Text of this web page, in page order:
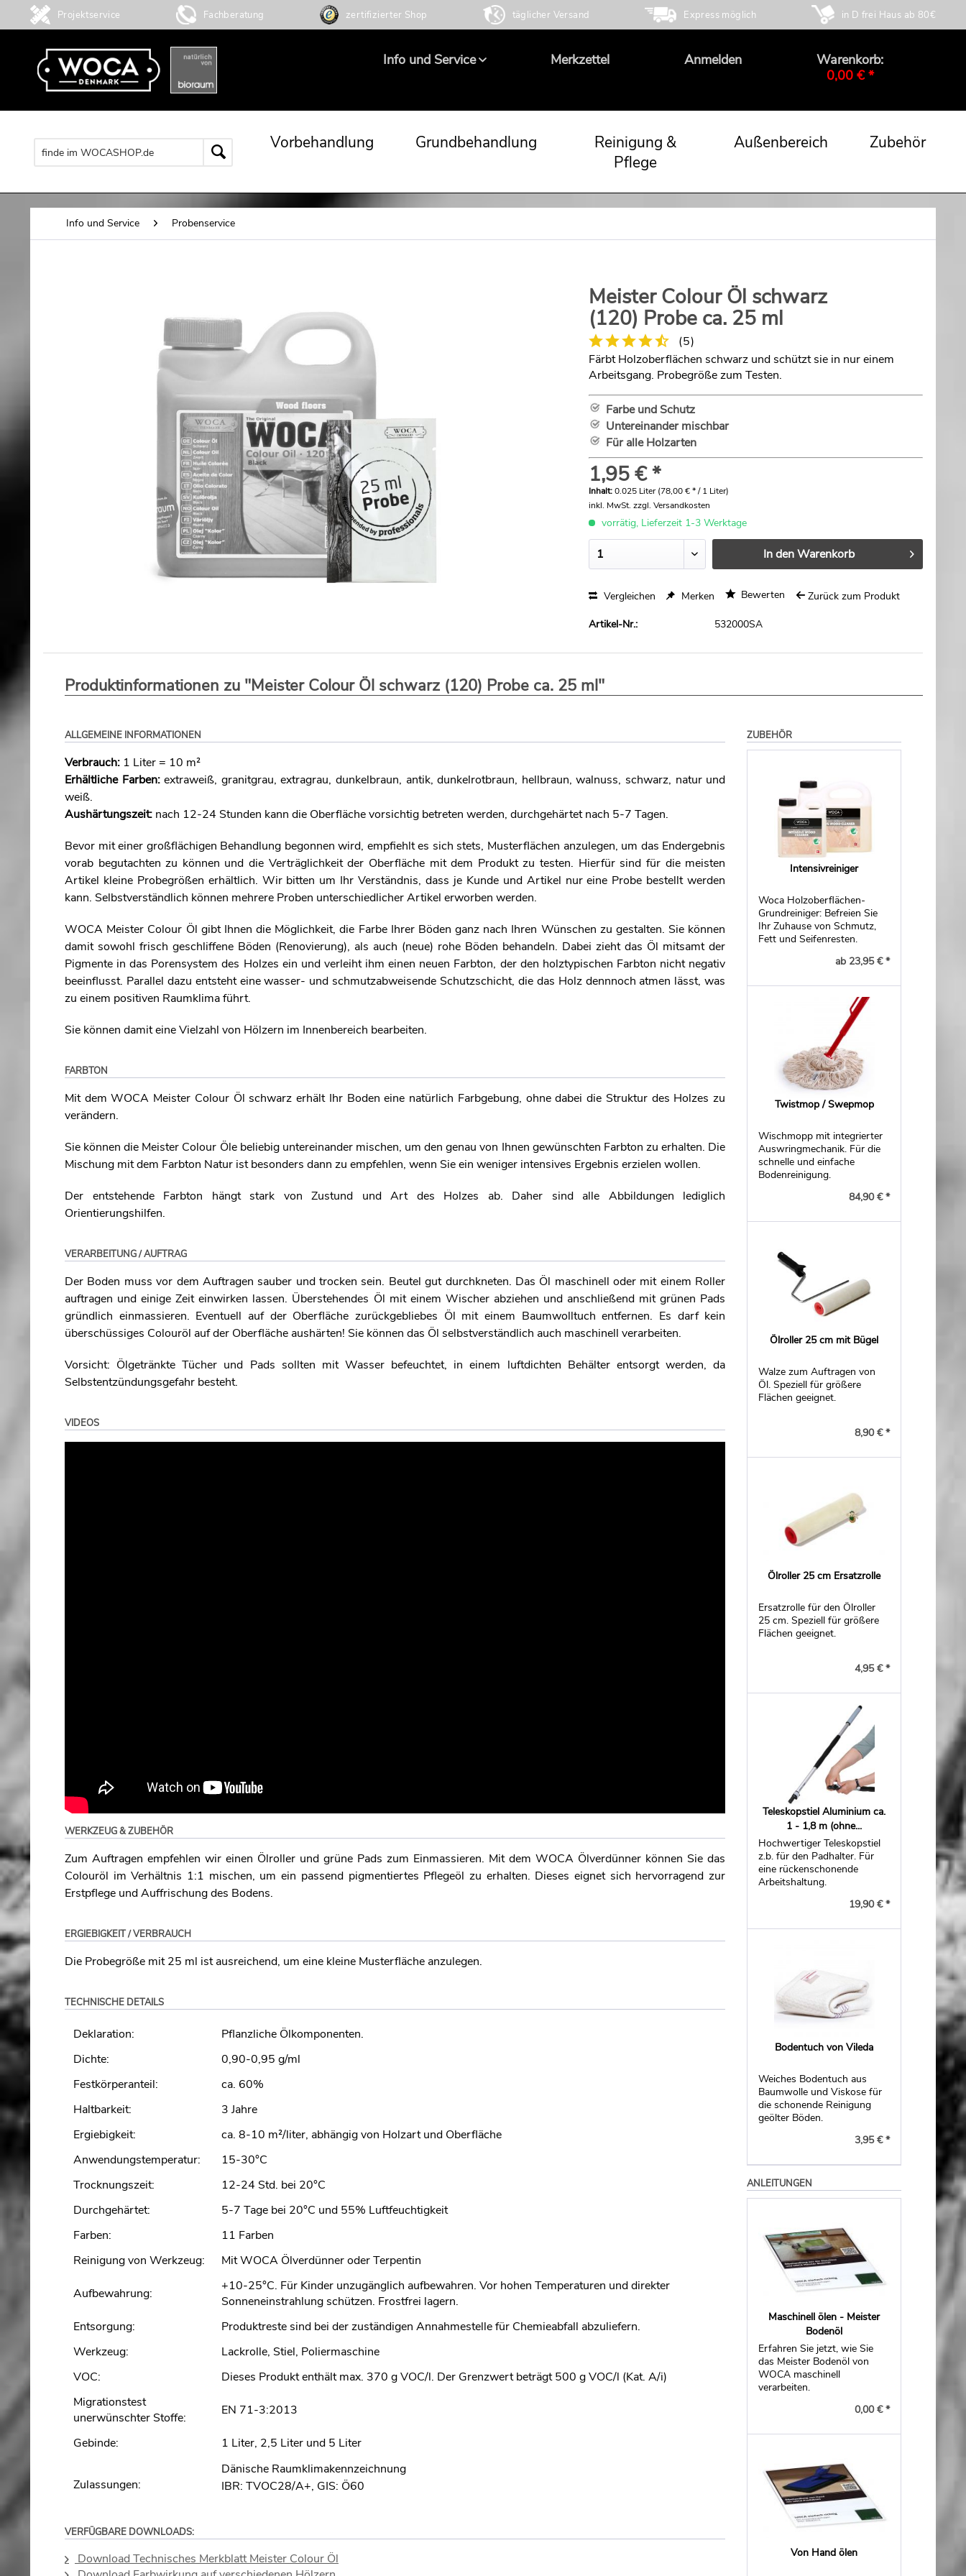
Projektservice Fachberatung zertifizierter Shop täglicher Versand Express möglich in D frei Haus ab 80€
Info und Service Merkzettel Anmelden
Warenkorb:
0,00 € *
Vorbehandlung Grundbehandlung
Reinigung &
Pflege
Außenbereich Zubehör
Info und Service Probenservice
Meister Colour Öl schwarz
(120) Probe ca. 25 ml
(5)
Färbt Holzoberflächen schwarz und schützt sie in nur einem
Arbeitsgang. Probegröße zum Testen.
Farbe und Schutz
Untereinander mischbar
Für alle Holzarten
1,95 € *
Inhalt:0.025 Liter (78,00 € * / 1 Liter)
inkl. MwSt. zzgl. Versandkosten
vorrätig, Lieferzeit 1-3 Werktage
In denWarenkorb
Vergleichen Merken Bewerten Zurück zum Produkt
Artikel-Nr.: 532000SA
Produktinformationen zu "Meister Colour Öl schwarz (120) Probe ca. 25 ml"
ALLGEMEINE INFORMATIONEN
Verbrauch: 1 Liter = 10 m²
Erhältliche Farben:extraweiß, granitgrau, extragrau, dunkelbraun, antik, dunkelrotbraun, hellbraun, walnuss, schwarz, natur und
weiß.
Aushärtungszeit: nach 12-24 Stunden kann die Oberfläche vorsichtig betreten werden, durchgehärtet nach 5-7 Tagen.
Bevor mit einer großflächigen Behandlung begonnen wird, empfiehlt es sich stets, Musterflächen anzulegen, um das Endergebnis
vorab begutachten zu können und die Verträglichkeit der Oberfläche mit dem Produkt zu testen. Hierfür sind für die meisten
Artikel kleine Probegrößen erhältlich. Wir bitten um Ihr Verständnis, dass je Kunde und Artikel nur eine Probe bestellt werden
kann. Selbstverständlich können mehrere Proben unterschiedlicher Artikel erworben werden.
WOCA Meister Colour Öl gibt Ihnen die Möglichkeit, die Farbe Ihrer Böden ganz nach Ihren Wünschen zu gestalten. Sie können
damit sowohl frisch geschliffene Böden (Renovierung), als auch (neue) rohe Böden behandeln. Dabei zieht das Öl mitsamt der
Pigmente in das Porensystem des Holzes ein und verleiht ihm einen neuen Farbton, der den holztypischen Farbton nicht negativ
beeinflusst. Parallel dazu entsteht eine wasser- und schmutzabweisende Schutzschicht, die das Holz dennnoch atmen lässt, was
zu einem positiven Raumklima führt.
Sie können damit eine Vielzahl von Hölzern im Innenbereich bearbeiten.
FARBTON
Mit dem WOCA Meister Colour Öl schwarz erhält Ihr Boden eine natürlich Farbgebung, ohne dabei die Struktur des Holzes zu
verändern.
Sie können die Meister Colour Öle beliebig untereinander mischen, um den genau von Ihnen gewünschten Farbton zu erhalten. Die
Mischung mit dem Farbton Natur ist besonders dann zu empfehlen, wenn Sie ein weniger intensives Ergebnis erzielen wollen.
Der entstehende Farbton hängt stark von Zustund und Art des Holzes ab. Daher sind alle Abbildungen lediglich
Orientierungshilfen.
VERARBEITUNG / AUFTRAG
Der Boden muss vor dem Auftragen sauber und trocken sein. Beutel gut durchkneten. Das Öl maschinell oder mit einem Roller
auftragen und einige Zeit einwirken lassen. Überstehendes Öl mit einem Wischer abziehen und anschließend mit grünen Pads
gründlich einmassieren. Eventuell auf der Oberfläche zurückgebliebes Öl mit einem Baumwolltuch entfernen. Es darf kein
überschüssiges Colouröl auf der Oberfläche aushärten! Sie können das Öl selbstverständlich auch maschinell verarbeiten.
Vorsicht: Ölgetränkte Tücher und Pads sollten mit Wasser befeuchtet, in einem luftdichten Behälter entsorgt werden, da
Selbstentzündungsgefahr besteht.
VIDEOS
WERKZEUG & ZUBEHÖR
Zum Auftragen empfehlen wir einen Ölroller und grüne Pads zum Einmassieren. Mit dem WOCA Ölverdünner können Sie das
Colouröl im Verhältnis 1:1 mischen, um ein passend pigmentiertes Pflegeöl zu erhalten. Dieses eignet sich hervorragend zur
Erstpflege und Auffrischung des Bodens.
ERGIEBIGKEIT / VERBRAUCH
Die Probegröße mit 25 ml ist ausreichend, um eine kleine Musterfläche anzulegen.
TECHNISCHE DETAILS
Deklaration:
Pflanzliche Ölkomponenten.
Dichte:
0,90-0,95 g/ml
Festkörperanteil:
ca. 60%
Haltbarkeit:
3 Jahre
Ergiebigkeit:
ca. 8-10 m²/liter, abhängig von Holzart und Oberfläche
Anwendungstemperatur:
15-30°C
Trocknungszeit:
12-24 Std. bei 20°C
Durchgehärtet:
5-7 Tage bei 20°C und 55% Luftfeuchtigkeit
Farben:
11 Farben
Reinigung von Werkzeug:
Mit WOCA Ölverdünner oder Terpentin
Aufbewahrung:
+10-25°C. Für Kinder unzugänglich aufbewahren. Vor hohen Temperaturen und direkter
Sonneneinstrahlung schützen. Frostfrei lagern.
Entsorgung:
Produktreste sind bei der zuständigen Annahmestelle für Chemieabfall abzuliefern.
Werkzeug:
Lackrolle, Stiel, Poliermaschine
VOC:
Dieses Produkt enthält max. 370 g VOC/l. Der Grenzwert beträgt 500 g VOC/l (Kat. A/i)
Migrationstest
unerwünschter Stoffe:
EN 71-3:2013
Gebinde: 1 Liter, 2,5 Liter und 5 Liter
Zulassungen:
Dänische Raumklimakennzeichnung
IBR: TVOC28/A+, GIS: Ö60
VERFÜGBARE DOWNLOADS:
Download Technisches Merkblatt Meister Colour Öl
ZUBEHÖR
Intensivreiniger
Woca Holzoberflächen-
Grundreiniger: Befreien Sie
Ihr Zuhause von Schmutz,
Fett und Seifenresten.
ab 23,95 € *
Twistmop / Swepmop
Wischmopp mit integrierter
Auswringmechanik. Für die
schnelle und einfache
Bodenreinigung.
84,90 € *
Ölroller 25 cm mit Bügel
Walze zum Auftragen von
Öl. Speziell für größere
Flächen geeignet.
8,90 € *
Ölroller 25 cm Ersatzrolle
Ersatzrolle für den Ölroller
25 cm. Speziell für größere
Flächen geeignet.
4,95 € *
Teleskopstiel Aluminium ca.
1 - 1,8 m (ohne...
Hochwertiger Teleskopstiel
z.b. für den Padhalter. Für
eine rückenschonende
Arbeitshaltung.
19,90 € *
Bodentuch von Vileda
Weiches Bodentuch aus
Baumwolle und Viskose für
die schonende Reinigung
geölter Böden.
3,95 € *
ANLEITUNGEN
Maschinell ölen - Meister
Bodenöl
Erfahren Sie jetzt, wie Sie
das Meister Bodenöl von
WOCA maschinell
verarbeiten.
0,00 € *
Von Hand ölen